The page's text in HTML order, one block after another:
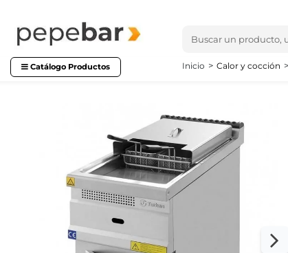
Catálogo Productos Inicio Calor y cocción